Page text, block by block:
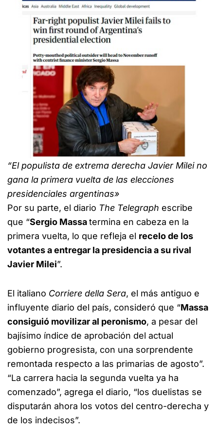
“El populista de extrema derecha Javier Milei no
gana la primera vuelta de las elecciones
presidenciales argentinas»
Por su parte, el diario The Telegraph escribe
que “Sergio Massatermina en cabeza en la
primera vuelta, lo que refleja el recelo de los
votantes a entregar la presidencia a su rival
Javier Milei”.
El italiano Corriere della Sera, el más antiguo e
influyente diario del país, consideró que “Massa
consiguió movilizar al peronismo, a pesar del
bajísimo índice de aprobación del actual
gobierno progresista, con una sorprendente
remontada respecto a las primarias de agosto”.
“La carrera hacia la segunda vuelta ya ha
comenzado”, agrega el diario, “los duelistas se
disputarán ahora los votos del centro-derecha y
de los indecisos”.